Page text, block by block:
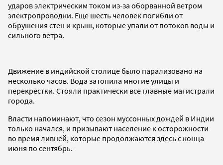
ударов электрическим током из-за оборванной ветром
электропроводки. Еще шесть человек погибли от
обрушения стен и крыш, которые упали от потоков воды и
сильного ветра.
Движение в индийской столице было парализовано на
несколько часов. Вода затопила многие улицы и
перекрестки. Стояли практически все главные магистрали
города.
Власти напоминают, что сезон муссонных дождей в Индии
только начался, и призывают население к осторожности
во время ливней, которые продолжаются здесь с конца
июня по сентябрь.